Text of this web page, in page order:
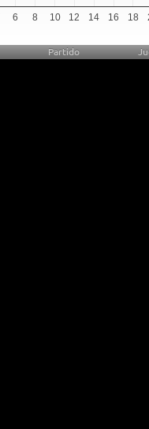
6 8 10 12 14 16 18
Partido